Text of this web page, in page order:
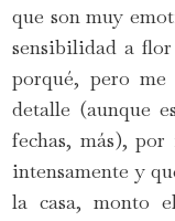
que son muy
sensibilidad a
porqué, pero me
detalle (aunque
fechas, más),
intensamente y
la casa, monto